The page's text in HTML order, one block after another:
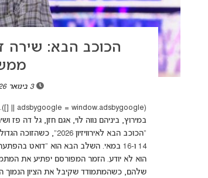
הכוכב הבא: שירה
3 בינואר 2026
14 ו-16 במאי. השלב הבא הוא "דואט
הוא לא יודע. הזמר המפורסם יפתיע את
שלהם, כשהמתמודד שקיבל את הציון הנמוך